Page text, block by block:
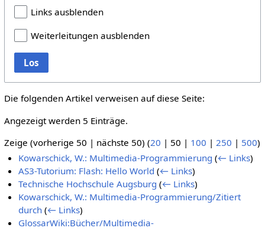
Links ausblenden
Weiterleitungen ausblenden
Los
Die folgenden Artikel verweisen auf diese Seite:
Angezeigt werden 5 Einträge.
Zeige (vorherige 50 | nächste 50) (20 | 50 | 100 | 250 | 500)
Kowarschick, W.: Multimedia-Programmierung (← Links)
AS3-Tutorium: Flash: Hello World (← Links)
Technische Hochschule Augsburg (← Links)
Kowarschick, W.: Multimedia-Programmierung/Zitiert
durch (← Links)
GlossarWiki:Bücher/Multimedia-